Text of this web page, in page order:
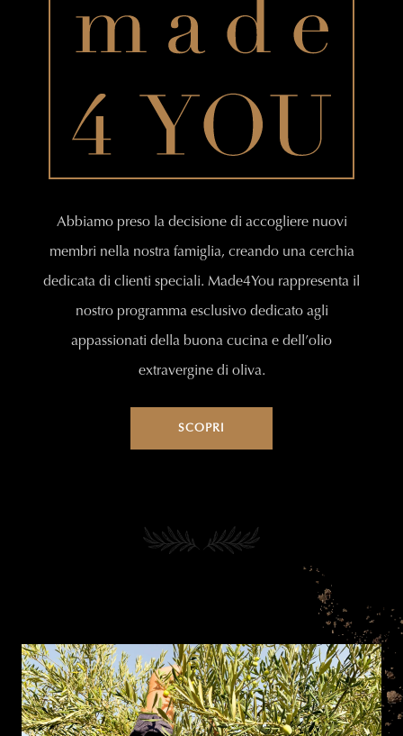
Abbiamo preso la decisione di accogliere nuovi
membri nella nostra famiglia, creando una cerchia
dedicata di clienti speciali. Made4You rappresenta il
nostro programma esclusivo dedicato agli
appassionati della buona cucina e dell’olio
extravergine di oliva.
SCOPRI